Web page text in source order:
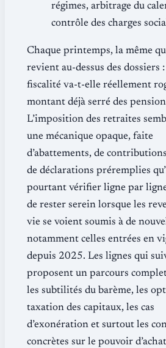
régimes, arbitrage du
contrôle des charges
Chaque printemps, la même
revient au-dessus des dossiers
fiscalité va-t-elle réellement
montant déjà serré des
L’imposition des retraites
une mécanique opaque, faite
d’abattements, de
de déclarations préremplies
pourtant vérifier ligne par
de rester serein lorsque les
vie se voient soumis à de
notamment celles entrées en
depuis 2025. Les lignes qui
proposent un parcours
les subtilités du barème, les
taxation des capitaux, les cas
d’exonération et surtout les
concrètes sur le pouvoir